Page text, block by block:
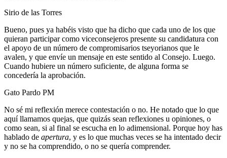
Sirio de las Torres
Bueno, pues ya habéis visto que ha dicho que cada uno de los que
quieran participar como viceconsejeros presente su candidatura con
el apoyo de un número de compromisarios tseyorianos que le
avalen, y que envíe un mensaje en este sentido al Consejo. Luego.
Cuando hubiere un número suficiente, de alguna forma se
concedería la aprobación.
Gato Pardo PM
No sé mi reflexión merece contestación o no. He notado que lo que
aquí llamamos quejas, que quizás sean reflexiones u opiniones, o
como sean, si al final se escucha en lo adimensional. Porque hoy has
hablado de apertura, y es lo que muchas veces se ha intentado decir
y no se ha comprendido, o no se quería comprender.